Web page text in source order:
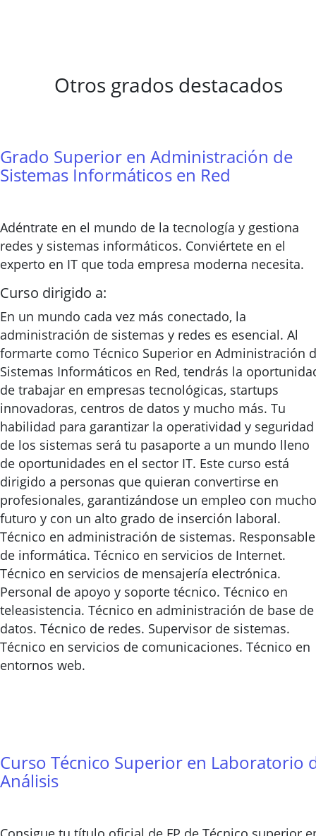
Otros grados destacados
Grado Superior en Administración de
Sistemas Informáticos en Red
Adéntrate en el mundo de la tecnología y gestiona
redes y sistemas informáticos. Conviértete en el
experto en IT que toda empresa moderna necesita.
Curso dirigido a:
En un mundo cada vez más conectado, la
administración de sistemas y redes es esencial. Al
formarte como Técnico Superior en Administración
Sistemas Informáticos en Red, tendrás la
de trabajar en empresas tecnológicas, startups
innovadoras, centros de datos y mucho más. Tu
habilidad para garantizar la operatividad y seguridad
de los sistemas será tu pasaporte a un mundo lleno
de oportunidades en el sector IT. Este curso está
dirigido a personas que quieran convertirse en
profesionales, garantizándose un empleo con mucho
futuro y con un alto grado de inserción laboral.
Técnico en administración de sistemas. Responsable
de informática. Técnico en servicios de Internet.
Técnico en servicios de mensajería electrónica.
Personal de apoyo y soporte técnico. Técnico en
teleasistencia. Técnico en administración de base de
datos. Técnico de redes. Supervisor de sistemas.
Técnico en servicios de comunicaciones. Técnico en
entornos web.
Curso Técnico Superior en Laboratorio
Análisis